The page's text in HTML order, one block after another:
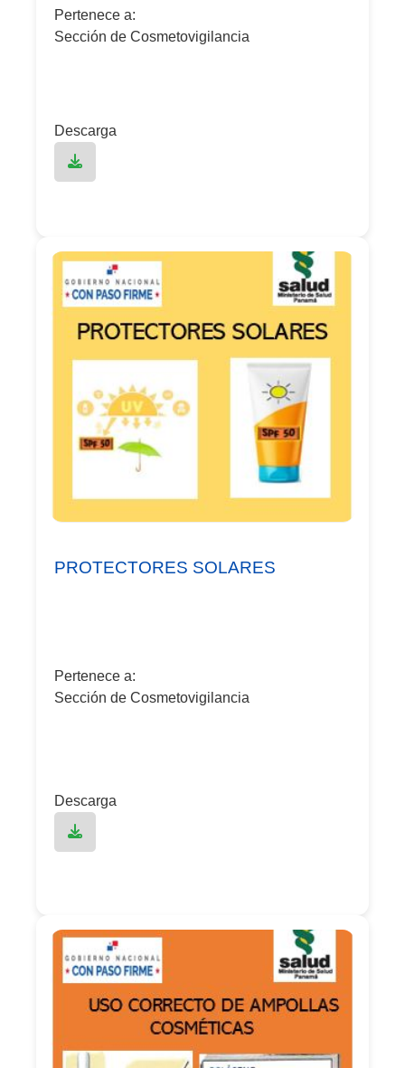
Pertenece a:
Sección de Cosmetovigilancia
Descarga
PROTECTORES SOLARES
Pertenece a:
Sección de Cosmetovigilancia
Descarga